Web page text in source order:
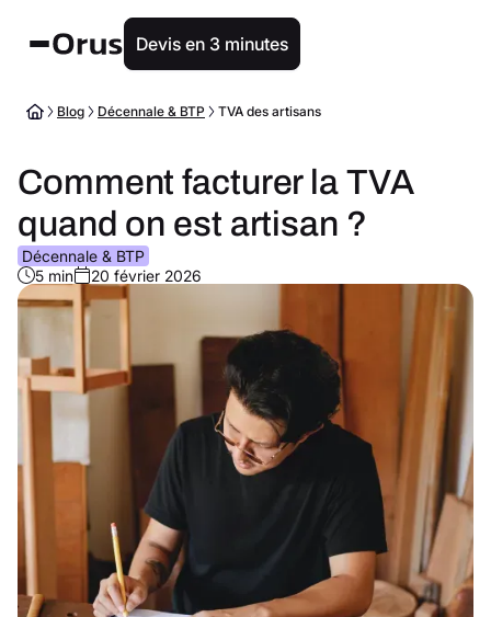
Devis en 3 minutes
Blog Décennale & BTP TVA des artisans
Comment facturer la TVA
quand on est artisan ?
Décennale & BTP
5 min
20 février 2026